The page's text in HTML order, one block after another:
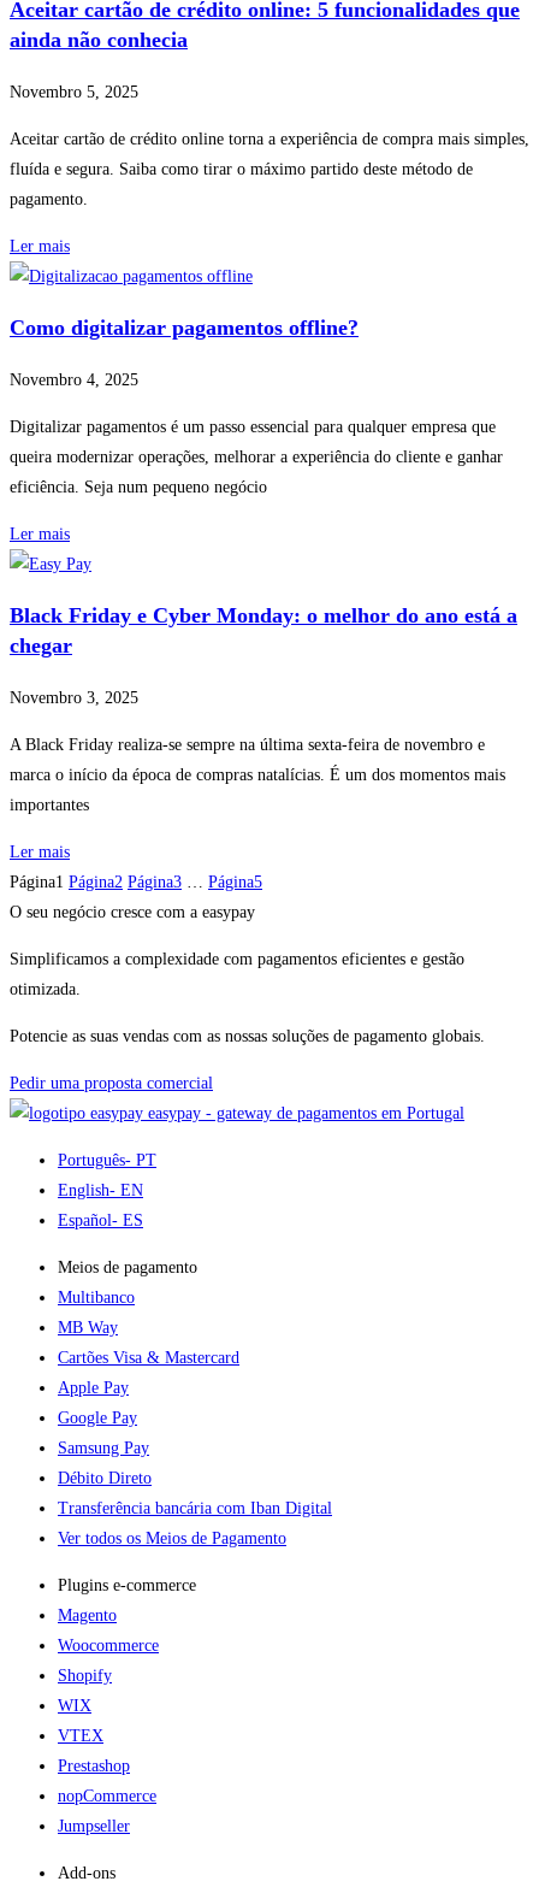
Aceitar cartão de crédito online: 5 funcionalidades que
ainda não conhecia
Novembro 5, 2025
Aceitar cartão de crédito online torna a experiência de compra mais simples,
fluída e segura. Saiba como tirar o máximo partido deste método de
pagamento.
Ler mais
Como digitalizar pagamentos offline?
Novembro 4, 2025
Digitalizar pagamentos é um passo essencial para qualquer empresa que
queira modernizar operações, melhorar a experiência do cliente e ganhar
eficiência. Seja num pequeno negócio
Ler mais
Black Friday e Cyber Monday: o melhor do ano está a
chegar
Novembro 3, 2025
A Black Friday realiza-se sempre na última sexta-feira de novembro e
marca o início da época de compras natalícias. É um dos momentos mais
importantes
Ler mais
Página1 Página2 Página3 … Página5
O seu negócio cresce com a easypay
Simplificamos a complexidade com pagamentos eficientes e gestão
otimizada.
Potencie as suas vendas com as nossas soluções de pagamento globais.
Pedir uma proposta comercial
easypay - gateway de pagamentos em Portugal
Português- PT
English- EN
Español- ES
Meios de pagamento
Multibanco
MB Way
Cartões Visa & Mastercard
Apple Pay
Google Pay
Samsung Pay
Débito Direto
Transferência bancária com Iban Digital
Ver todos os Meios de Pagamento
Plugins e-commerce​
Magento
Woocommerce
Shopify
WIX
VTEX
Prestashop
nopCommerce
Jumpseller
Add-ons​